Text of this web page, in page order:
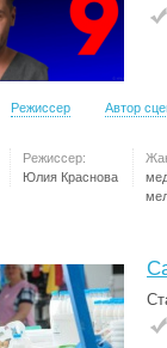
Режиссер Автор
Режиссер:
Юлия Краснова